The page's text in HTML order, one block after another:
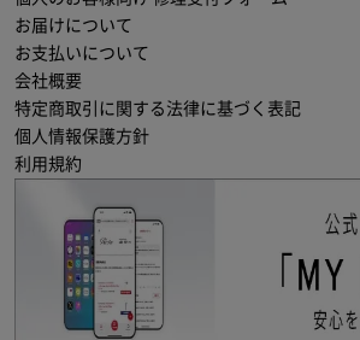
お届けについて
お支払いについて
会社概要
特定商取引に関する法律に基づく表記
個人情報保護方針
利用規約